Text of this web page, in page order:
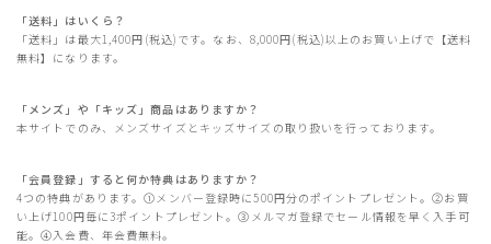
「送料」はいくら？
「送料」は最大1,400円(税込)です。なお、8,000円(税込)以上のお買い上げで【送料
無料】になります。
「メンズ」や「キッズ」商品はありますか？
本サイトでのみ、メンズサイズとキッズサイズの取り扱いを行っております。
「会員登録」すると何か特典はありますか？
4つの特典があります。①メンバー登録時に500円分のポイントプレゼント。②お買
い上げ100円毎に3ポイントプレゼント。③メルマガ登録でセール情報を早く入手可
能。④入会費、年会費無料。